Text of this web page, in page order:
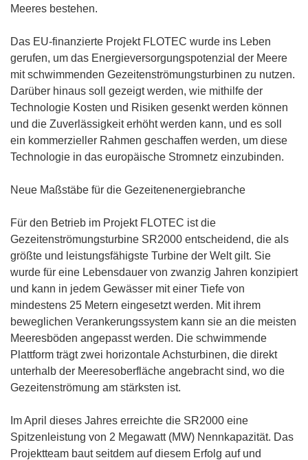
Meeres bestehen.
Das EU-finanzierte Projekt FLOTEC wurde ins Leben
gerufen, um das Energieversorgungspotenzial der Meere
mit schwimmenden Gezeitenströmungsturbinen zu nutzen.
Darüber hinaus soll gezeigt werden, wie mithilfe der
Technologie Kosten und Risiken gesenkt werden können
und die Zuverlässigkeit erhöht werden kann, und es soll
ein kommerzieller Rahmen geschaffen werden, um diese
Technologie in das europäische Stromnetz einzubinden.
Neue Maßstäbe für die Gezeitenenergiebranche
Für den Betrieb im Projekt FLOTEC ist die
Gezeitenströmungsturbine SR2000 entscheidend, die als
größte und leistungsfähigste Turbine der Welt gilt. Sie
wurde für eine Lebensdauer von zwanzig Jahren konzipiert
und kann in jedem Gewässer mit einer Tiefe von
mindestens 25 Metern eingesetzt werden. Mit ihrem
beweglichen Verankerungssystem kann sie an die meisten
Meeresböden angepasst werden. Die schwimmende
Plattform trägt zwei horizontale Achsturbinen, die direkt
unterhalb der Meeresoberfläche angebracht sind, wo die
Gezeitenströmung am stärksten ist.
Im April dieses Jahres erreichte die SR2000 eine
Spitzenleistung von 2 Megawatt (MW) Nennkapazität. Das
Projektteam baut seitdem auf diesem Erfolg auf und